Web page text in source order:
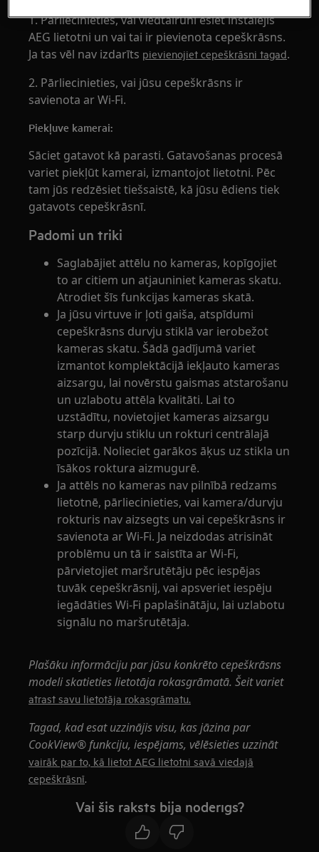
1. Pārliecinieties, vai viedtālrunī esiet instalējis
AEG lietotni un vai tai ir pievienota cepeškrāsns.
Ja tas vēl nav izdarīts pievienojiet cepeškrāsni tagad.
2. Pārliecinieties, vai jūsu cepeškrāsns ir
savienota ar Wi-Fi.
Piekļuve kamerai:
Sāciet gatavot kā parasti. Gatavošanas procesā
variet piekļūt kamerai, izmantojot lietotni. Pēc
tam jūs redzēsiet tiešsaistē, kā jūsu ēdiens tiek
gatavots cepeškrāsnī.
Padomi un triki
Saglabājiet attēlu no kameras, kopīgojiet
to ar citiem un atjauniniet kameras skatu.
Atrodiet šīs funkcijas kameras skatā.
Ja jūsu virtuve ir ļoti gaiša, atspīdumi
cepeškrāsns durvju stiklā var ierobežot
kameras skatu. Šādā gadījumā variet
izmantot komplektācijā iekļauto kameras
aizsargu, lai novērstu gaismas atstarošanu
un uzlabotu attēla kvalitāti. Lai to
uzstādītu, novietojiet kameras aizsargu
starp durvju stiklu un rokturi centrālajā
pozīcijā. Nolieciet garākos āķus uz stikla un
īsākos roktura aizmugurē.
Ja attēls no kameras nav pilnībā redzams
lietotnē, pārliecinieties, vai kamera/durvju
rokturis nav aizsegts un vai cepeškrāsns ir
savienota ar Wi-Fi. Ja neizdodas atrisināt
problēmu un tā ir saistīta ar Wi-Fi,
pārvietojiet maršrutētāju pēc iespējas
tuvāk cepeškrāsnij, vai apsveriet iespēju
iegādāties Wi-Fi paplašinātāju, lai uzlabotu
signālu no maršrutētāja.
Plašāku informāciju par jūsu konkrēto cepeškrāsns
modeli skatieties lietotāja rokasgrāmatā. Šeit variet
atrast savu lietotāja rokasgrāmatu.
Tagad, kad esat uzzinājis visu, kas jāzina par
CookView® funkciju, iespējams, vēlēsieties uzzināt
vairāk par to, kā lietot AEG lietotni savā viedajā
cepeškrāsnī.
Vai šis raksts bija noderīgs?